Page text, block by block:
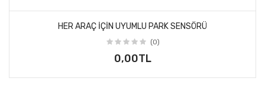
HER ARAÇ IÇIN UYUMLU PARK SENSÖRÜ
(0)
0,00TL